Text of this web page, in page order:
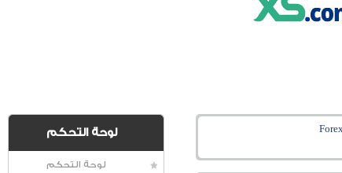
لوحة التحكم
لوحة التحكم